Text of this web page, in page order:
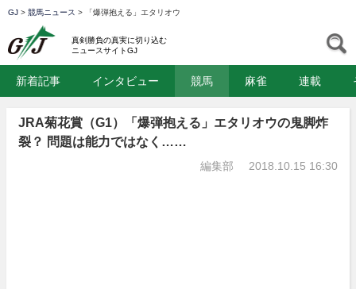
GJ > 競馬ニュース > 「爆弾抱える」エタリオウ
真剣勝負の真実に切り込む
ニュースサイトGJ
新着記事 インタビュー 競馬 麻雀 連載
JRA菊花賞（G1）「爆弾抱える」エタリオウの鬼脚炸
裂？ 問題は能力ではなく……
編集部 2018.10.15 16:30